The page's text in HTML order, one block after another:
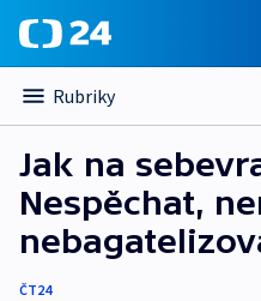
Rubriky
Jak na
Nespěchat,
ČT24